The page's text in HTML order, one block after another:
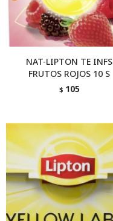
NAT-LIPTON TE INFS
FRUTOS ROJOS 10 S
$ 105